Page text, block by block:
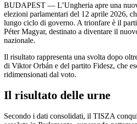
BUDAPEST — L’Ungheria apre una
elezioni parlamentari del 12 aprile 2026,
lungo ciclo di governo. A trionfare è il
Péter Magyar, destinato a diventare il
nazionale.
Il risultato rappresenta una svolta dopo
di Viktor Orbán e del partito Fidesz, che
ridimensionati dal voto.
Il risultato delle urne
Secondo i dati consolidati, il TISZA